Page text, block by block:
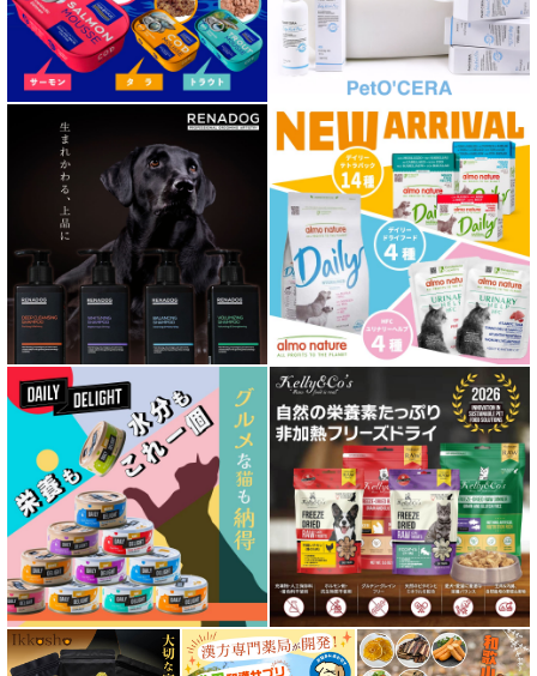
胃腸ケア対応 フード for DOG
口腔内・喉ケア対応商品 犬用
心臓ケア対応ドッグフード
皮膚・被毛ケア対応 フード for DOG
低脂肪 ドライフード for DOG
特集 ドッグフードの涙やけ対策
特集 穀物不使用 ドッグフード（ドライ）
フリーズドライ ドッグフード
エアドライ ドッグフード